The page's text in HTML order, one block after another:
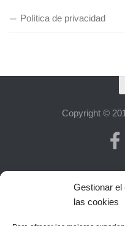
Gestionar el
las cookies
Política de privacidad
Copyright ©